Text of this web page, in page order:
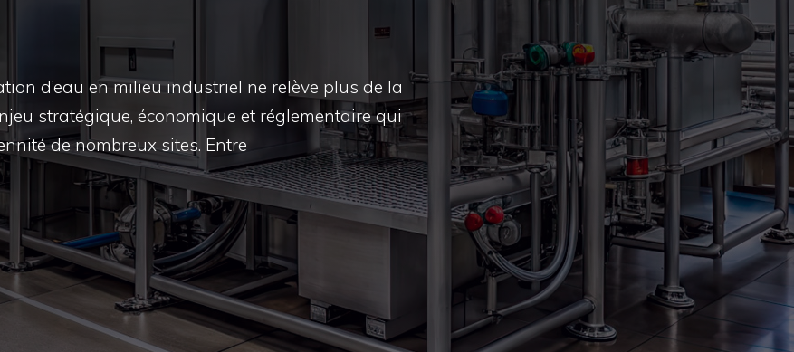
d’eau en milieu industriel ne relève plus de la
stratégique, économique et réglementaire qui
de nombreux sites. Entre